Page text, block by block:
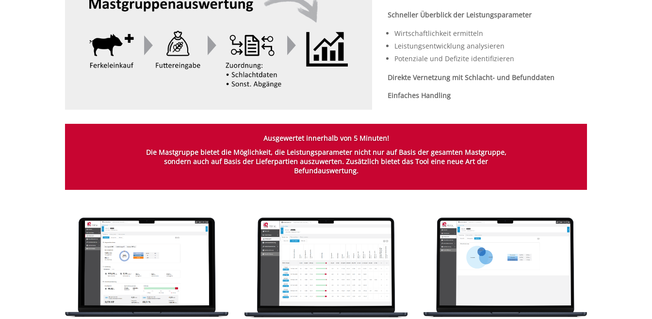
Schneller Überblick der Leistungsparameter
Wirtschaftlichkeit ermitteln
Leistungsentwicklung analysieren
Potenziale und Defizite identifizieren
Direkte Vernetzung mit Schlacht- und Befunddaten
Einfaches Handling
Ausgewertet innerhalb von 5 Minuten!
Die Mastgruppe bietet die Möglichkeit, die Leistungsparameter nicht nur auf Basis der gesamten Mastgruppe,
sondern auch auf Basis der Lieferpartien auszuwerten. Zusätzlich bietet das Tool eine neue Art der
Befundauswertung.